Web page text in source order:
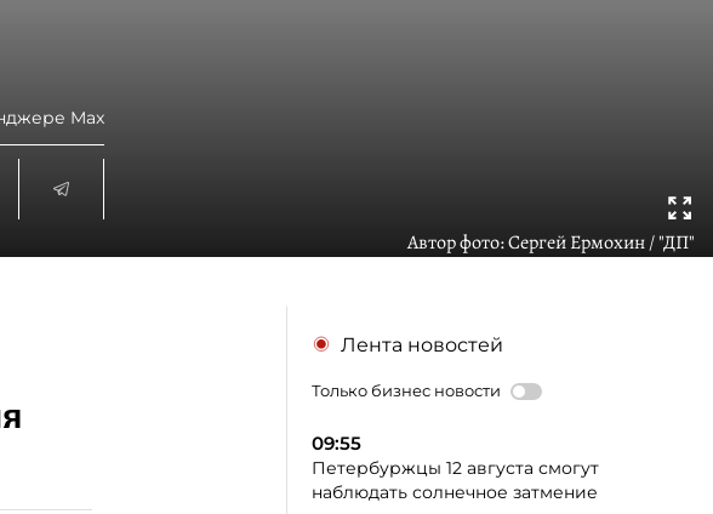
Max
Автор фото:Сергей Ермохин / "ДП"
Лента новостей
Только бизнес новости
09:55
Петербуржцы 12 августа смогут
наблюдать солнечное затмение